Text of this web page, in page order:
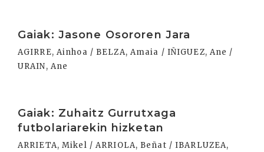
Gaiak: Jasone Osororen Jara
AGIRRE, Ainhoa / BELZA, Amaia / IÑIGUEZ, Ane /
URAIN, Ane
Gaiak: Zuhaitz Gurrutxaga
futbolariarekin hizketan
ARRIETA, Mikel / ARRIOLA, Beñat / IBARLUZEA,